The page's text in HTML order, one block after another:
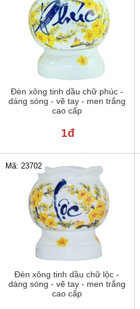
Đèn xông tinh dầu chữ phúc -
dáng sóng - vẽ tay - men trắng
cao cấp
1đ
Đèn xông tinh dầu chữ lộc -
dáng sóng - vẽ tay - men trắng
cao cấp
Mã: 23702